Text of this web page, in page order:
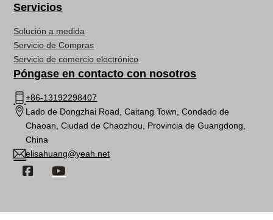
Servicios
Solución a medida
Servicio de Compras
Servicio de comercio electrónico
Póngase en contacto con nosotros
+86-13192298407
Lado de Dongzhai Road, Caitang Town, Condado de
Chaoan, Ciudad de Chaozhou, Provincia de Guangdong,
China
elisahuang@yeah.net